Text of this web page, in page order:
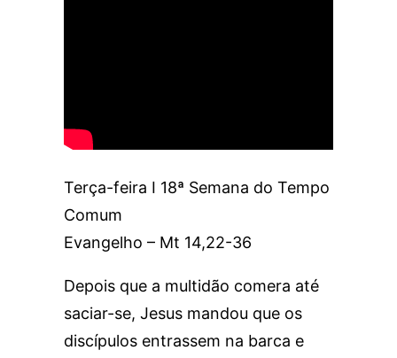
Terça-feira I 18ª Semana do Tempo
Comum
Evangelho – Mt 14,22-36
Depois que a multidão comera até
saciar-se, Jesus mandou que os
discípulos entrassem na barca e